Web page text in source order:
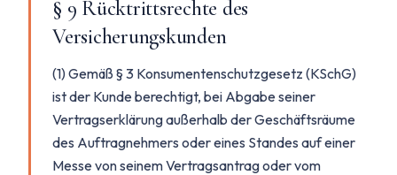
§ 9 Rücktrittsrechte des
Versicherungskunden
(1) Gemäß § 3 Konsumentenschutzgesetz (KSchG)
ist der Kunde berechtigt, bei Abgabe seiner
Vertragserklärung außerhalb der Geschäftsräume
des Auftragnehmers oder eines Standes auf einer
Messe von seinem Vertragsantrag oder vom